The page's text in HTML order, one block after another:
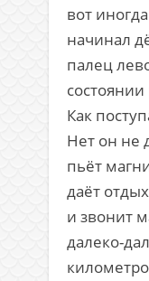
вот
начинал
палец
Как
Нет он не
пьёт
даёт
и звонит
далеко-